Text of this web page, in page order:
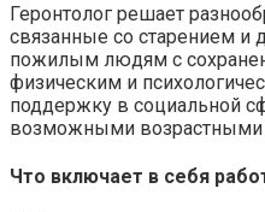
Геронтолог решает
связанные со старением и
пожилым людям с
физическим и
поддержку в социальной
возможными возрастными
Что включает в себя